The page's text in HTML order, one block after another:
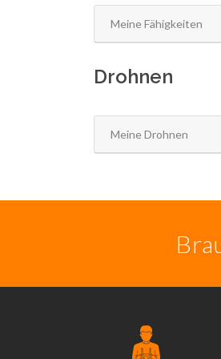
Meine Fähigkeiten
Drohnen
Meine Drohnen